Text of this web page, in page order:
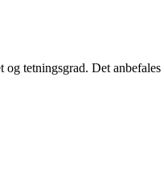
tetningsgrad. Det